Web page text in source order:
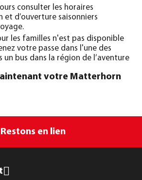
consulter les horaires
et d’ouverture saisonniers
les familles n'est pas disponible
votre passe dans l'une des
un bus dans la région de l’aventure
votre Matterhorn
Restons en lien